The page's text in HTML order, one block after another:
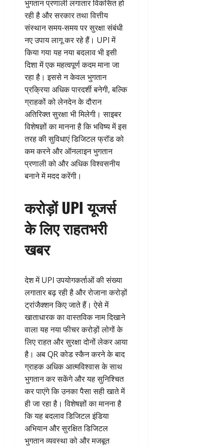
भुगतान प्रणाली लगातार विकसित हो
रही है और सरकार तथा वित्तीय
संस्थान समय-समय पर सुरक्षा संबंधी
नए उपाय लागू कर रहे हैं। UPI में
किया गया यह नया बदलाव भी इसी
दिशा में एक महत्वपूर्ण कदम माना जा
रहा है। इससे न केवल भुगतान
प्रक्रिया अधिक पारदर्शी बनेगी, बल्कि
ग्राहकों को लेनदेन के दौरान
अतिरिक्त सुरक्षा भी मिलेगी। साइबर
विशेषज्ञों का मानना है कि भविष्य में इस
तरह की सुविधाएं डिजिटल फ्रॉड को
कम करने और ऑनलाइन भुगतान
प्रणाली को और अधिक विश्वसनीय
बनाने में मदद करेंगी।
करोड़ों UPI यूजर्स
के लिए राहतभरी
खबर
देश में UPI उपयोगकर्ताओं की संख्या
लगातार बढ़ रही है और रोजाना करोड़ों
ट्रांजैक्शन किए जाते हैं। ऐसे में
खाताधारक का वास्तविक नाम दिखाने
वाला यह नया फीचर करोड़ों लोगों के
लिए राहत और सुरक्षा दोनों लेकर आया
है। अब QR कोड स्कैन करने के बाद
ग्राहक अधिक आत्मविश्वास के साथ
भुगतान कर सकेंगे और यह सुनिश्चित
कर पाएंगे कि उनका पैसा सही खाते में
ही जा रहा है। विशेषज्ञों का मानना है
कि यह बदलाव डिजिटल इंडिया
अभियान और सुरक्षित डिजिटल
भुगतान व्यवस्था को और मजबूत